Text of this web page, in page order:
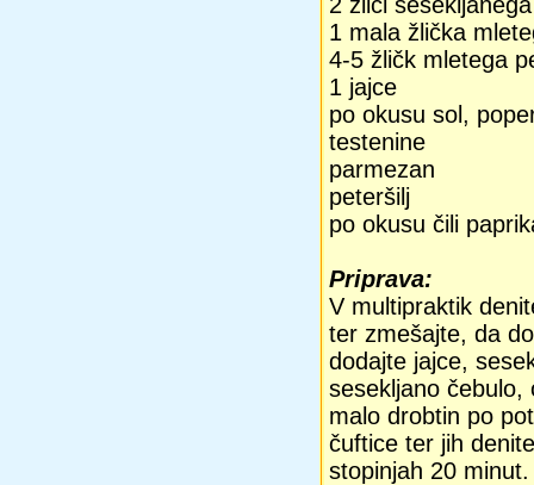
1 mala žlička
4-5 žličk mletega
1 jajce
po okusu sol,
testenine
parmezan
peteršilj
po okusu čili
Priprava:
V multipraktik
ter zmešajte, da
dodajte jajce,
sesekljano čebulo,
malo drobtin po
čuftice ter jih
stopinjah 20 minut.